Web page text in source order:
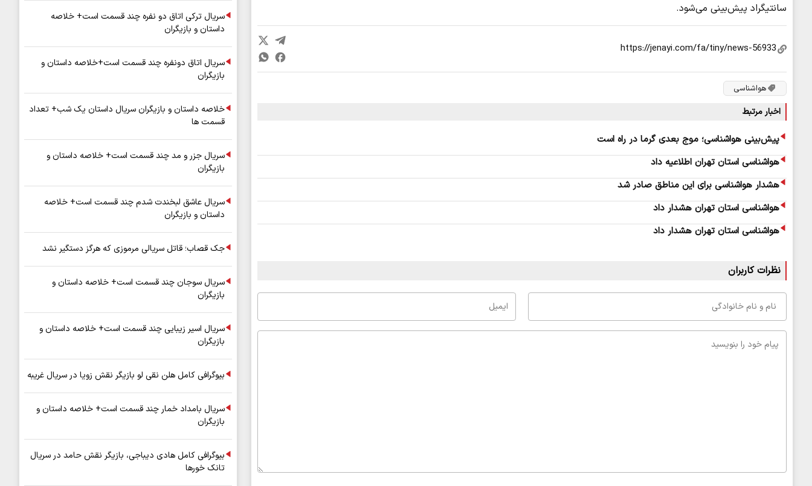
سانتیگراد پیش‌بینی می‌شود.
هواشناسی
اخبار مرتبط
پیش‌بینی هواشناسی؛ موج بعدی گرما در راه است
هواشناسی استان تهران اطلاعیه داد
هشدار هواشناسی برای این مناطق صادر شد
هواشناسی استان تهران هشدار داد
هواشناسی استان تهران هشدار داد
نظرات کاربران
سریال ترکی اتاق دو نفره چند قسمت است+ خلاصه
داستان و بازیگران
سریال اتاق دونفره چند قسمت است+خلاصه داستان و
بازیگران
خلاصه داستان و بازیگران سریال داستان یک شب+ تعداد
قسمت ها
سریال جزر و مد چند قسمت است+ خلاصه داستان و
بازیگران
سریال عاشق لبخندت شدم چند قسمت است+ خلاصه
داستان و بازیگران
جک قصاب؛ قاتل سریالی مرموزی که هرگز دستگیر نشد
سریال سوجان چند قسمت است+ خلاصه داستان و
بازیگران
سریال اسیر زیبایی چند قسمت است+ خلاصه داستان و
بازیگران
بیوگرافی کامل هلن نقی لو بازیگر نقش زویا در سریال غریبه
سریال بامداد خمار چند قسمت است+ خلاصه داستان و
بازیگران
بیوگرافی کامل هادی دیباجی، بازیگر نقش حامد در سریال
تانک خورها